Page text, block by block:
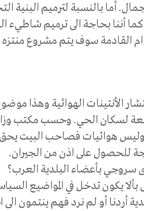
أما بالنسبة لترميم البنية
أننا بحاجة الى ترميم شاطيء
القادمة سوف يتم مشروع
الأنتينات الهوائية وهذا
لسكان الحي. وحسب مكتب
هوائيات فصاحب البيت يحق
للحصول على اذن من الجيران.
سروجي بأعضاء البلدية العرب؟
يكون تدخل في المواضيع
أردنا أو لم نرد فهم ينتمون